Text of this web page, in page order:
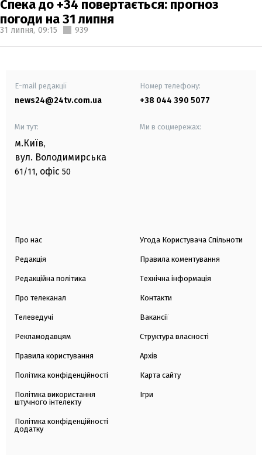
Спека до +34 повертається: прогноз
погоди на 31 липня
31 липня, 09:15 939
E-mail редакції
news24@24tv.com.ua
Номер телефону:
+38 044 390 5077
Ми тут:
м.Київ,
вул. Володимирська
61/11, офіс 50
Ми в соцмережах:
Про нас
Редакція
Редакційна політика
Про телеканал
Телеведучі
Рекламодавцям
Правила користування
Політика конфіденційності
Політика використання
штучного інтелекту
Політика конфіденційності
додатку
Угода Користувача Спільноти
Правила коментування
Технічна інформація
Контакти
Вакансії
Структура власності
Архів
Карта сайту
Ігри